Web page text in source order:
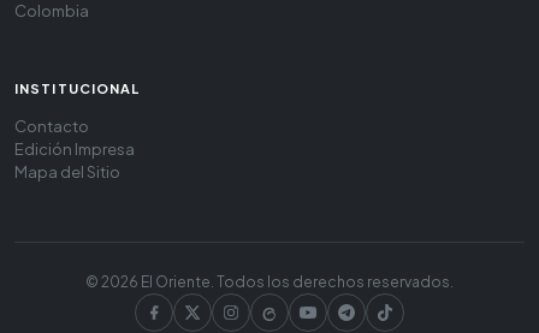
Colombia
INSTITUCIONAL
Contacto
Edición Impresa
Mapa del Sitio
© 2026 El Oriente. Todos los derechos reservados.